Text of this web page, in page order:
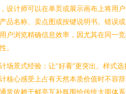
设计师可以在单页或展示画布上将用
品名称、卖点图或按键说明书。错误
户浏览精确信息效率，因尤其在同一
。
场景式经验：让“好看”更突出。样式
核心感受上占有天然本质价值时不容
常依赖于鲜亮互补氛围给传统大圆体